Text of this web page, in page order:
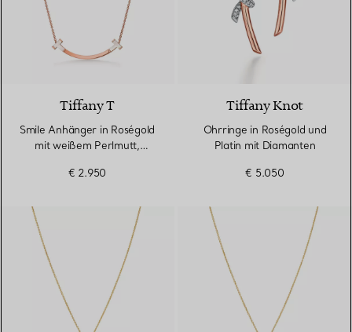
Tiffany T
Smile Anhänger in Roségold
mit weißem Perlmutt,
€ 2.950
Tiffany Knot
Ohrringe in Roségold und
Platin mit Diamanten
€ 5.050